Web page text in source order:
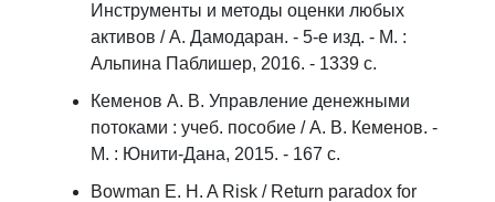
Инструменты и методы оценки любых
активов / А. Дамодаран. - 5-е изд. - М. :
Альпина Паблишер, 2016. - 1339 с.
Кеменов А. В. Управление денежными
потоками : учеб. пособие / А. В. Кеменов. -
М. : Юнити-Дана, 2015. - 167 с.
Bowman E. H. A Risk / Return paradox for